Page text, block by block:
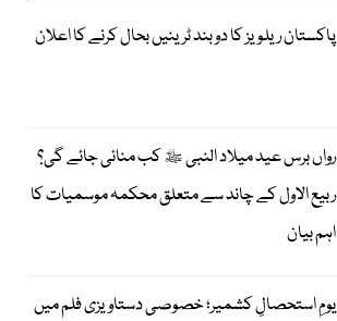
پاکستان ریلویز کا دو بند ٹرینیں بحال کرنے کا اعلان
رواں برس عید میلاد النبی ﷺ کب منائی جائے گی؟
ربیع الاول کے چاند سے متعلق محکمہ موسمیات کا
اہم بیان
یومِ استحصالِ کشمیر؛ خصوصی دستاویزی فلم میں